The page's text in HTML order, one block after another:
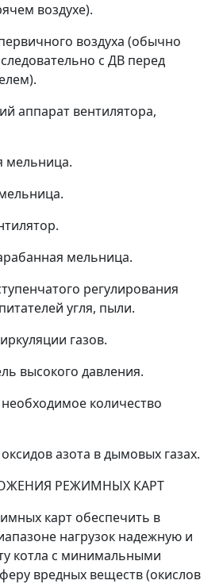
воздухе).
воздуха (обычно
с ДВ перед
аппарат вентилятора,
мельница.
мельница.
регулирования
угля, пыли.
газов.
высокого давления.
количество
азота в дымовых газах.
РЕЖИМНЫХ КАРТ
карт обеспечить в
нагрузок надежную и
котла с минимальными
вредных веществ (окислов